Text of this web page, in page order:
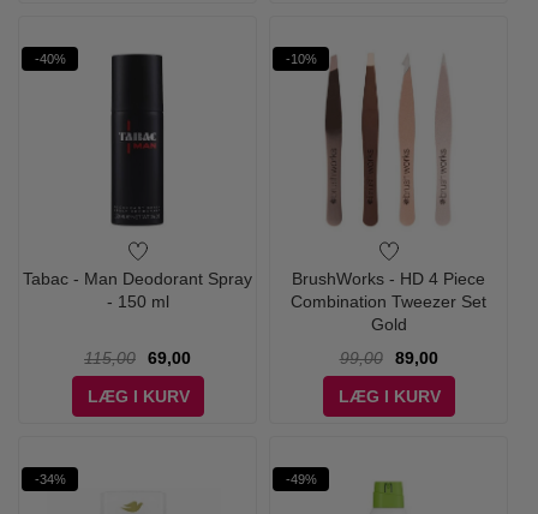
-40%
Tabac - Man Deodorant Spray
- 150 ml
115,00
69,00
LÆG I KURV
-10%
BrushWorks - HD 4 Piece
Combination Tweezer Set
Gold
99,00
89,00
LÆG I KURV
-34% -49%